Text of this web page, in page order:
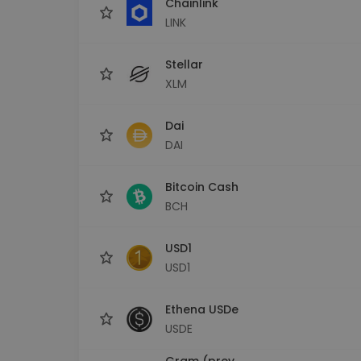
LINK
Stellar
XLM
Dai
DAI
Bitcoin Cash
BCH
USD1
USD1
Ethena USDe
USDE